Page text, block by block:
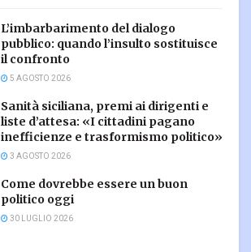
L’imbarbarimento del dialogo
pubblico: quando l’insulto sostituisce
il confronto
5 AGOSTO 2026
Sanità siciliana, premi ai dirigenti e
liste d’attesa: «I cittadini pagano
inefficienze e trasformismo politico»
3 AGOSTO 2026
Come dovrebbe essere un buon
politico oggi
30 LUGLIO 2026